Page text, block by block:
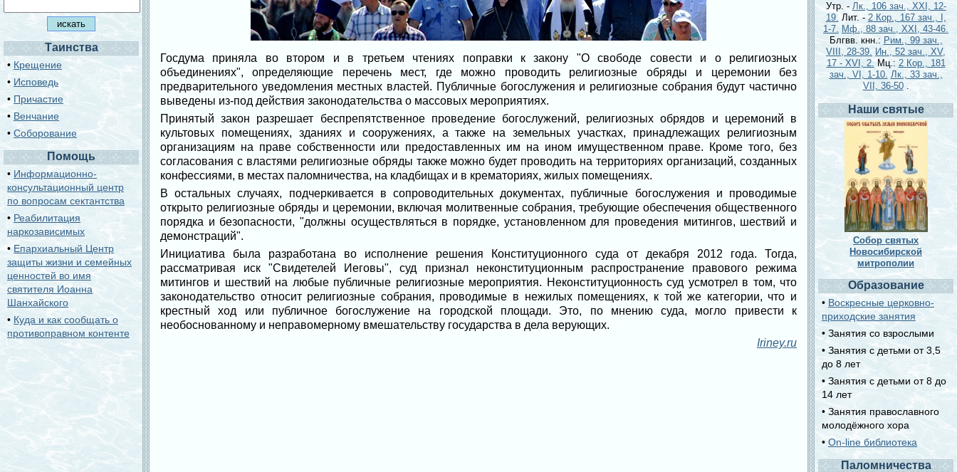
Госдума приняла во втором и в третьем чтениях поправки к закону "О свободе совести и о религиозных
объединениях", определяющие перечень мест, где можно проводить религиозные обряды и церемонии без
предварительного уведомления местных властей. Публичные богослужения и религиозные собрания будут частично
выведены из-под действия законодательства о массовых мероприятиях.
Принятый закон разрешает беспрепятственное проведение богослужений, религиозных обрядов и церемоний в
культовых помещениях, зданиях и сооружениях, а также на земельных участках, принадлежащих религиозным
организациям на праве собственности или предоставленных им на ином имущественном праве. Кроме того, без
согласования с властями религиозные обряды также можно будет проводить на территориях организаций, созданных
конфессиями, в местах паломничества, на кладбищах и в крематориях, жилых помещениях.
В остальных случаях, подчеркивается в сопроводительных документах, публичные богослужения и проводимые
открыто религиозные обряды и церемонии, включая молитвенные собрания, требующие обеспечения общественного
порядка и безопасности, "должны осуществляться в порядке, установленном для проведения митингов, шествий и
демонстраций".
Инициатива была разработана во исполнение решения Конституционного суда от декабря 2012 года. Тогда,
рассматривая иск "Свидетелей Иеговы", суд признал неконституционным распространение правового режима
митингов и шествий на любые публичные религиозные мероприятия. Неконституционность суд усмотрел в том, что
законодательство относит религиозные собрания, проводимые в нежилых помещениях, к той же категории, что и
крестный ход или публичное богослужение на городской площади. Это, по мнению суда, могло привести к
необоснованному и неправомерному вмешательству государства в дела верующих.
Iriney.ru
Таинства
• Крещение
• Исповедь
• Причастие
• Венчание
• Соборование
Помощь
• Информационно-
консультационный центр
по вопросам сектантства
•Реабилитация
наркозависимых
•Епархиальный Центр
защиты жизни и семейных
ценностей во имя
святителя Иоанна
Шанхайского
• Куда и как сообщать о
противоправном контенте
Утр. - Лк., 106 зач., XXI, 12-
19. Лит. - 2 Кор., 167 зач., I,
1-7. Мф., 88 зач., XXI, 43-46.
Блгвв. кнн.: Рим., 99 зач.,
VIII, 28-39. Ин., 52 зач., XV,
17 - XVI, 2.Мц.: 2 Кор., 181
зач., VI, 1-10. Лк., 33 зач.,
VII, 36-50 .
Наши святые
Собор святых
Новосибирской
митрополии
Образование
• Воскресные церковно-
приходские занятия
• Занятия со взрослыми
• Занятия с детьми от 3,5
до 8 лет
• Занятия с детьми от 8 до
14 лет
• Занятия православного
молодёжного хора
• On-line библиотека
Паломничества